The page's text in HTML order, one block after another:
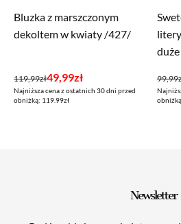
Bluzka z marszczonym
dekoltem w kwiaty /427/
119,99zł
Pierwotna
cena
49,99zł
Aktualna
cena
Najniższa cena z ostatnich 30 dni przed
obniżką: 119.99zł
99,99
cena
cena
Newsletter